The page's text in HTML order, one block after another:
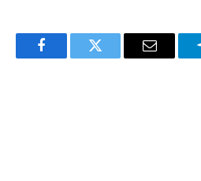
FacebookTwitter Email